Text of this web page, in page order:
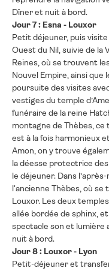
Dîner et nuit à bord.
Jour 7 : Esna - Louxor
Petit déjeuner, puis
Ouest du Nil, suivie de la
Reines, où se trouvent
Nouvel Empire, ainsi que
poursuite des visites
vestiges du temple
funéraire de la reine
montagne de Thèbes,
est à la fois harmonieux
Amon, on y trouve
la déesse protectrice
le déjeuner. Dans
l'ancienne Thèbes, où
Louxor. Les deux
allée bordée de sphinx,
spectacle son et lumière
nuit à bord.
Jour 8 : Louxor - Lyon
Petit-déjeuner et